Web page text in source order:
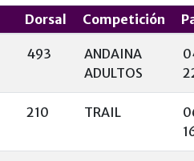
Dorsal Competición
493
ANDAINA
ADULTOS
210 TRAIL